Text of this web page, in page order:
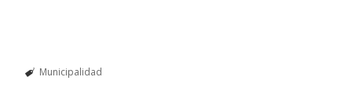
Municipalidad